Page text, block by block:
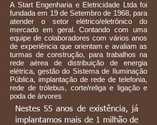
A Start Engenharia e Eletricidade Ltda foi
fundada em 19 de Setembro de 1968, para
atender o setor elétrico/eletrônico do
mercado em geral. Contando com uma
equipe de colaboradores com vários anos
de experiência que orientam e avaliam as
turmas de construção, para trabalhos na
rede aérea de distribuição de energia
elétrica, gestão do Sistema de Iluminação
Pública, implantação de rede de telefonia,
rede de trólebus, corte/religa e ligação e
poda de árvores
Nestes 55 anos de existência, já
implantamos mais de 1 milhão de